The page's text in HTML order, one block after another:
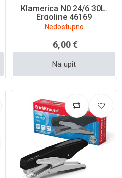
Klamerica N0 24/6 30L.
Ergoline 46169
Nedostupno
6,00 €
Na upit